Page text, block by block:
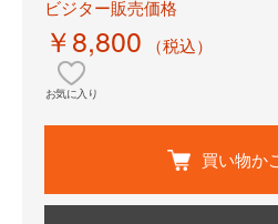
ビジター販売価格
￥8,800 （税込）
お気に入り
買い物か